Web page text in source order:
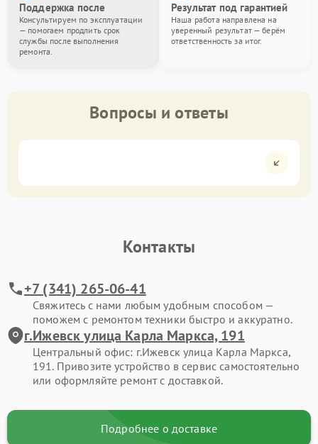
Поддержка после
Консультируем по эксплуатации
— помогаем продлить срок
службы после выполнения
ремонта.
Результат под гарантией
Наша работа направлена на
уверенный результат — берём
ответственность за итог.
Вопросы и ответы
Контакты
+7 (341) 265-06-41
Свяжитесь с нами любым удобным способом —
поможем с ремонтом техники быстро и аккуратно.
г.Ижевск улица Карла Маркса, 191
Центральный офис: г.Ижевск улица Карла Маркса,
191. Привозите устройство в сервис самостоятельно
или оформляйте ремонт с доставкой.
Подробнее о доставке